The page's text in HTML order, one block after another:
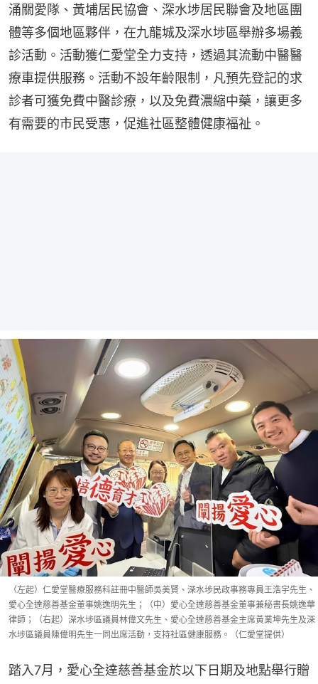
涌關愛隊、黃埔居民協會、深水埗居民聯會及地區團
體等多個地區夥伴，在九龍城及深水埗區舉辦多場義
診活動。活動獲仁愛堂全力支持，透過其流動中醫醫
療車提供服務。活動不設年齡限制，凡預先登記的求
診者可獲免費中醫診療，以及免費濃縮中藥，讓更多
有需要的市民受惠，促進社區整體健康福祉。
（左起）仁愛堂醫療服務科註冊中醫師吳美賢、深水埗民政事務專員王浩宇先生、
愛心全達慈善基金董事姚逸明先生；（中）愛心全達慈善基金董事兼秘書長姚逸華
律師；（右起）深水埗區議員林偉文先生、愛心全達慈善基金主席黃業坤先生及深
水埗區議員陳偉明先生一同出席活動，支持社區健康服務。（仁愛堂提供）
踏入7月，愛心全達慈善基金於以下日期及地點舉行贈